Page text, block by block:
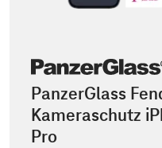
PanzerGlass
Kameraschutz
Pro